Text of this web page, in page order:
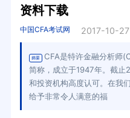
资料下载
中国CFA考试网 2017-10-27
摘要
CFA是特许金融分析师
简称，成立于1947年。截止
和投资机构高度认可。在我
给予非常令人满意的福